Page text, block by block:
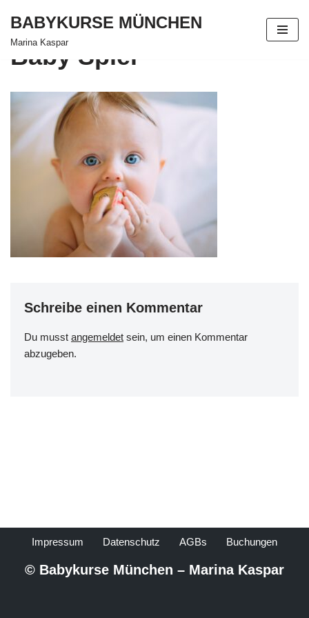
Zum
BABYKURSE MÜNCHEN
Marina Kaspar
Baby Spiel
Schreibe einen Kommentar
Du musst angemeldet sein, um einen Kommentar
abzugeben.
Impressum Datenschutz AGBs Buchungen
© Babykurse München – Marina Kaspar